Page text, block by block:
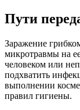
Пути
Заражение
микротравмы на
человеком или
подхватить
выполнении
правил гигиены.